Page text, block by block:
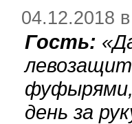
04.12.2018
Гость: «
день за